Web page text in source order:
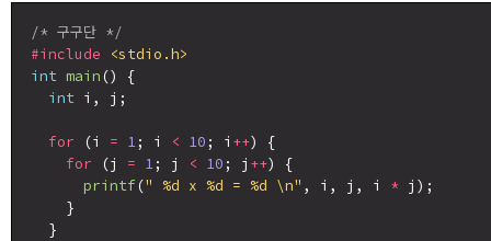
/* 구구단 */
#include
<stdio.h>
int main () {
int i, j;
for (i = 1; i < 10 ; i ++) {
for (j = 1; j < 10 ; j ++) {
printf (" %d x %d = %d \n" , i, j, i * j);
    }
  }